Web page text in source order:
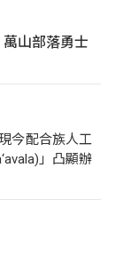
萬山部落勇士
今配合族人工
」凸顯辦